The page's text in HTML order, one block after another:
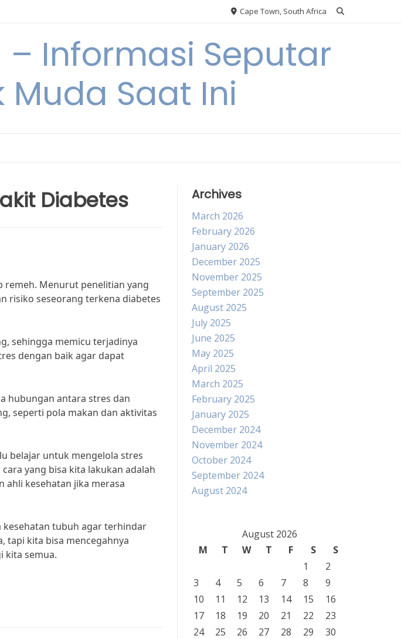
Cape Town, South Africa
– Informasi Seputar
Muda Saat Ini
Diabetes
remeh. Menurut penelitian yang
risiko seseorang terkena diabetes
sehingga memicu terjadinya
dengan baik agar dapat
hubungan antara stres dan
seperti pola makan dan aktivitas
belajar untuk mengelola stres
yang bisa kita lakukan adalah
ahli kesehatan jika merasa
kesehatan tubuh agar terhindar
tapi kita bisa mencegahnya
kita semua.
Archives
March 2026
February 2026
January 2026
December 2025
November 2025
September 2025
August 2025
July 2025
June 2025
May 2025
April 2025
March 2025
February 2025
January 2025
December 2024
November 2024
October 2024
September 2024
August 2024
August 2026
M
T W T F S
S
1
2
3
4 5 6 7 8
9
10
11 12 13 14 15
16
17
18 19 20 21 22
23
24
25 26 27 28 29
30